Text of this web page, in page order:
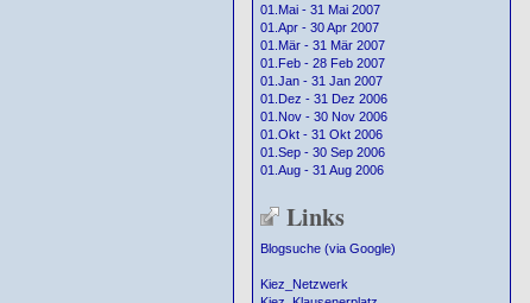
01.Mai - 31 Mai 2007
01.Apr - 30 Apr 2007
01.Mär - 31 Mär 2007
01.Feb - 28 Feb 2007
01.Jan - 31 Jan 2007
01.Dez - 31 Dez 2006
01.Nov - 30 Nov 2006
01.Okt - 31 Okt 2006
01.Sep - 30 Sep 2006
01.Aug - 31 Aug 2006
Links
Blogsuche (via Google)
Kiez_Netzwerk